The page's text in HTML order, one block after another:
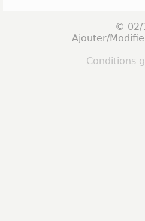
© 02/
Ajouter/
Conditions